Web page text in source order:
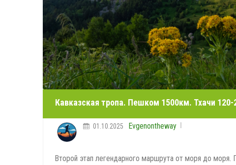
Кавказская тропа. Пешком 1500км. Тхачи 120-
Evgenontheway
01.10.2025
Второй этап легендарного маршрута от моря до